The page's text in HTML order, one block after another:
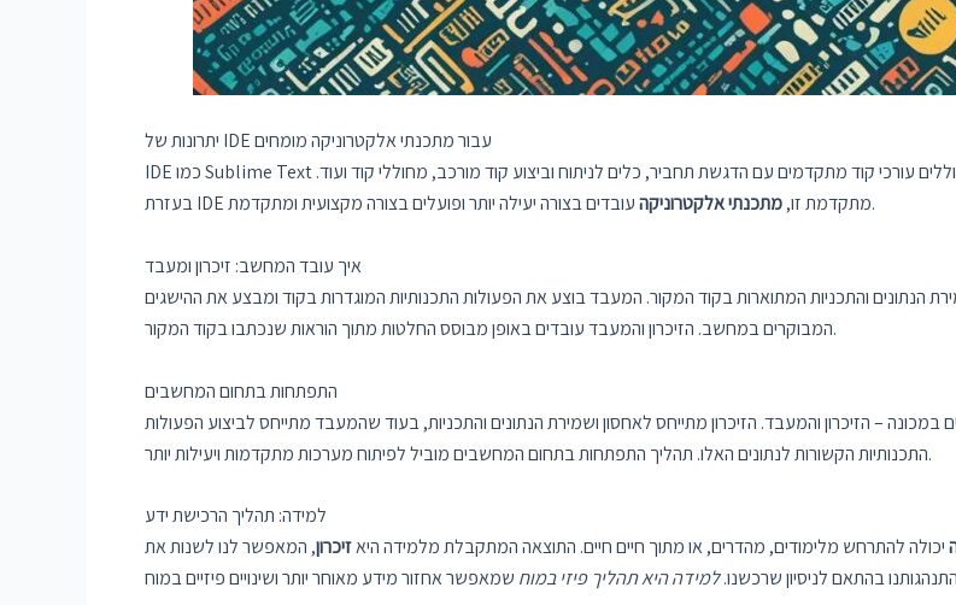
יתרונות של IDE עבור מתכנתי אלקטרוניקה מומחים
עורכי קוד מתקדמים עם הדגשת תחביר, כלים לניתוח וביצוע קוד מורכב, מחוללי קוד ועוד.
בעזרת IDE מתקדמת זו,מתכנתי אלקטרוניקה עובדים בצורה יעילה יותר ופועלים בצורה מקצועית ומתקדמת.
איך עובד המחשב: זיכרון ומעבד
הנתונים והתכניות המתוארות בקוד המקור. המעבד בוצע את הפעולות התכנותיות המוגדרות בקוד ומבצע את ההישגים
המבוקרים במחשב. הזיכרון והמעבד עובדים באופן מבוסס החלטות מתוך הוראות שנכתבו בקוד המקור.
התפתחות בתחום המחשבים
– הזיכרון והמעבד. הזיכרון מתייחס לאחסון ושמירת הנתונים והתכניות, בעוד שהמעבד מתייחס לביצוע הפעולות
התכנותיות הקשורות לנתונים האלו. תהליך התפתחות בתחום המחשבים מוביל לפיתוח מערכות מתקדמות ויעילות יותר.
למידה: תהליך הרכישת ידע
יכולה להתרחש מלימודים, מהדרים, או מתוך חיים חיים. התוצאה המתקבלת מלמידה היאזיכרון, המאפשר לנו לשנות את
בהתאם לניסיון שרכשנו.למידה היא תהליך פיזי במוח